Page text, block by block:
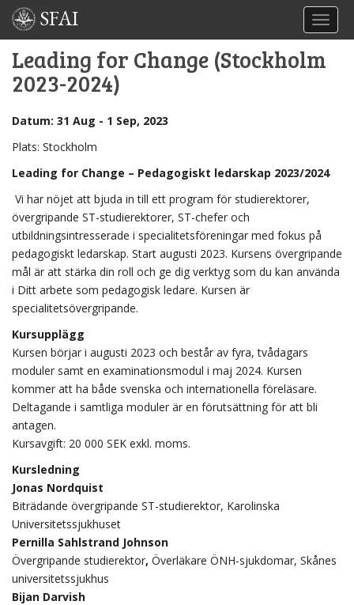
SFAI
Leading for Change (Stockholm
2023-2024)
Datum: 31 Aug - 1 Sep, 2023
Plats: Stockholm
Leading for Change – Pedagogiskt ledarskap 2023/2024
Vi har nöjet att bjuda in till ett program för studierektorer,
övergripande ST-studierektorer, ST-chefer och
utbildningsintresserade i specialitetsföreningar med fokus på
pedagogiskt ledarskap. Start augusti 2023. Kursens övergripande
mål är att stärka din roll och ge dig verktyg som du kan använda
i Ditt arbete som pedagogisk ledare. Kursen är
specialitetsövergripande.
Kursupplägg
Kursen börjar i augusti 2023 och består av fyra, tvådagars
moduler samt en examinationsmodul i maj 2024. Kursen
kommer att ha både svenska och internationella föreläsare.
Deltagande i samtliga moduler är en förutsättning för att bli
antagen.
Kursavgift: 20 000 SEK exkl. moms.
Kursledning
Jonas Nordquist
Biträdande övergripande ST-studierektor, Karolinska
Universitetssjukhuset
Pernilla Sahlstrand Johnson
Övergripande studierektor, Överläkare ÖNH-sjukdomar, Skånes
universitetssjukhus
Bijan Darvish